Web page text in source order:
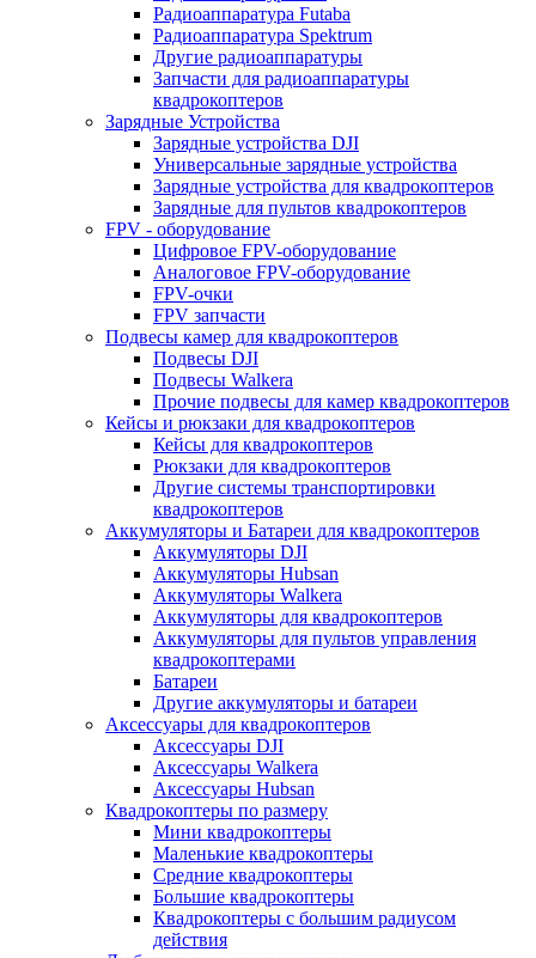
Радиоаппаратура Futaba
Радиоаппаратура Spektrum
Другие радиоаппаратуры
Запчасти для радиоаппаратуры
квадрокоптеров
Зарядные Устройства
Зарядные устройства DJI
Универсальные зарядные устройства
Зарядные устройства для квадрокоптеров
Зарядные для пультов квадрокоптеров
FPV - оборудование
Цифровое FPV-оборудование
Аналоговое FPV-оборудование
FPV-очки
FPV запчасти
Подвесы камер для квадрокоптеров
Подвесы DJI
Подвесы Walkera
Прочие подвесы для камер квадрокоптеров
Кейсы и рюкзаки для квадрокоптеров
Кейсы для квадрокоптеров
Рюкзаки для квадрокоптеров
Другие системы транспортировки
квадрокоптеров
Аккумуляторы и Батареи для квадрокоптеров
Аккумуляторы DJI
Аккумуляторы Hubsan
Аккумуляторы Walkera
Аккумуляторы для квадрокоптеров
Аккумуляторы для пультов управления
квадрокоптерами
Батареи
Другие аккумуляторы и батареи
Аксессуары для квадрокоптеров
Аксессуары DJI
Аксессуары Walkera
Аксессуары Hubsan
Квадрокоптеры по размеру
Мини квадрокоптеры
Маленькие квадрокоптеры
Средние квадрокоптеры
Большие квадрокоптеры
Квадрокоптеры с большим радиусом
действия